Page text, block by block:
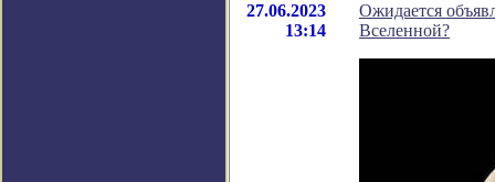
27.06.2023
13:14
Ожидается
Вселенной?